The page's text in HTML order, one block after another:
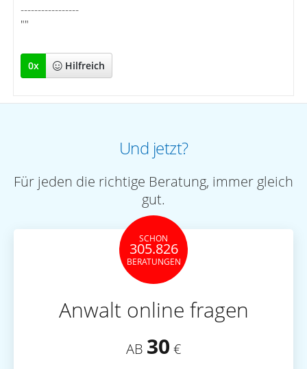
-----------------
""
0x Hilfreich
Und jetzt?
Für jeden die richtige Beratung, immer gleich
gut.
SCHON
305.826
BERATUNGEN
Anwalt online fragen
AB 30 €